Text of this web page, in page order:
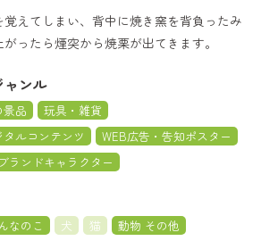
えてしまい、背中に焼き窯を背負ったみ
ったら煙突から焼栗が出てきます。
ャンル
景品
玩具・雑貨
ルコンテンツ
WEB広告・告知ポスター
ブランドキャラクター
なのこ 犬 猫
動物 その他